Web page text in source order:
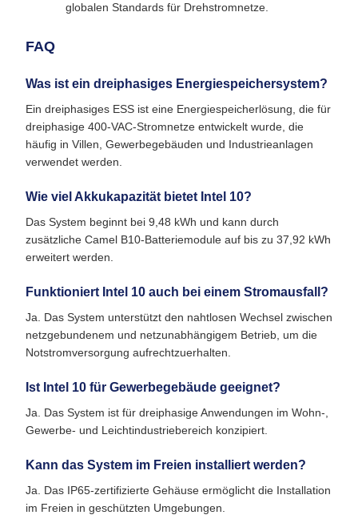
globalen Standards für Drehstromnetze.
FAQ
Was ist ein dreiphasiges Energiespeichersystem?
Ein dreiphasiges ESS ist eine Energiespeicherlösung, die für
dreiphasige 400-VAC-Stromnetze entwickelt wurde, die
häufig in Villen, Gewerbegebäuden und Industrieanlagen
verwendet werden.
Wie viel Akkukapazität bietet Intel 10?
Das System beginnt bei 9,48 kWh und kann durch
zusätzliche Camel B10-Batteriemodule auf bis zu 37,92 kWh
erweitert werden.
Funktioniert Intel 10 auch bei einem Stromausfall?
Ja. Das System unterstützt den nahtlosen Wechsel zwischen
netzgebundenem und netzunabhängigem Betrieb, um die
Notstromversorgung aufrechtzuerhalten.
Ist Intel 10 für Gewerbegebäude geeignet?
Ja. Das System ist für dreiphasige Anwendungen im Wohn-,
Gewerbe- und Leichtindustriebereich konzipiert.
Kann das System im Freien installiert werden?
Ja. Das IP65-zertifizierte Gehäuse ermöglicht die Installation
im Freien in geschützten Umgebungen.